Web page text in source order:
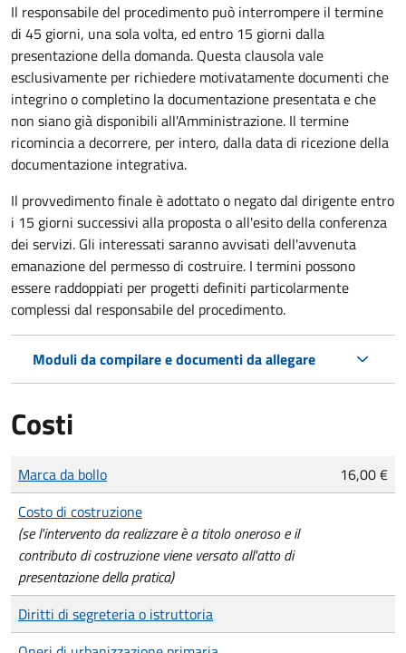
Il responsabile del procedimento può interrompere il termine
di 45 giorni, una sola volta, ed entro 15 giorni dalla
presentazione della domanda. Questa clausola vale
esclusivamente per richiedere motivatamente documenti che
integrino o completino la documentazione presentata e che
non siano già disponibili all'Amministrazione. Il termine
ricomincia a decorrere, per intero, dalla data di ricezione della
documentazione integrativa.
Il provvedimento finale è adottato o negato dal dirigente entro
i 15 giorni successivi alla proposta o all'esito della conferenza
dei servizi. Gli interessati saranno avvisati dell'avvenuta
emanazione del permesso di costruire. I termini possono
essere raddoppiati per progetti definiti particolarmente
complessi dal responsabile del procedimento.
Moduli da compilare e documenti da allegare
Costi
Tipo di pagamento
Importo
Marca da bollo
16,00 €
Costo di costruzione
(se l'intervento da realizzare è a titolo oneroso e il
contributo di costruzione viene versato all'atto di
presentazione della pratica)
Diritti di segreteria o istruttoria